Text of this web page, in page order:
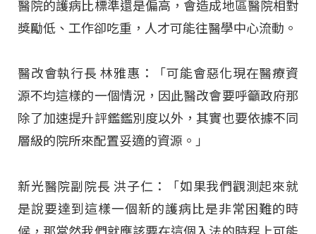
醫院的護病比標準還是偏高，會造成地區醫院相對
獎勵低、工作卻吃重，人才可能往醫學中心流動。
醫改會執行長 林雅惠：「可能會惡化現在醫療資
源不均這樣的一個情況，因此醫改會要呼籲政府那
除了加速提升評鑑鑑別度以外，其實也要依據不同
層級的院所來配置妥適的資源。」
新光醫院副院長 洪子仁：「如果我們觀測起來就
是說要達到這樣一個新的護病比是非常困難的時